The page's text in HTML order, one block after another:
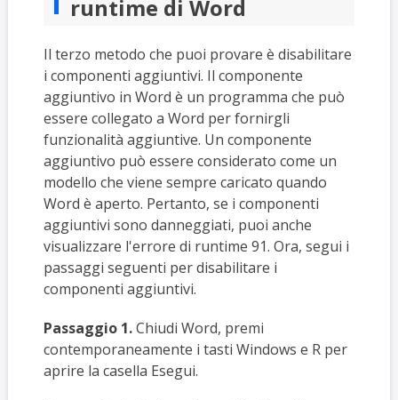
runtime di Word
Il terzo metodo che puoi provare è disabilitare
i componenti aggiuntivi. Il componente
aggiuntivo in Word è un programma che può
essere collegato a Word per fornirgli
funzionalità aggiuntive. Un componente
aggiuntivo può essere considerato come un
modello che viene sempre caricato quando
Word è aperto. Pertanto, se i componenti
aggiuntivi sono danneggiati, puoi anche
visualizzare l'errore di runtime 91. Ora, segui i
passaggi seguenti per disabilitare i
componenti aggiuntivi.
Passaggio 1.Chiudi Word, premi
contemporaneamente i tasti Windows e R per
aprire la casella Esegui.